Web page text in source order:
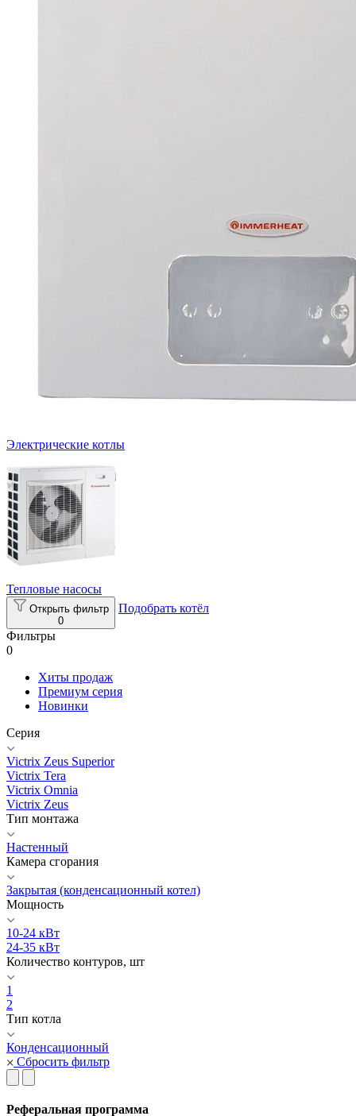
Электрические котлы
Тепловые насосы
Открыть фильтр
0
Подобрать котёл
Фильтры
0
Хиты продаж
Премиум серия
Новинки
Серия
Victrix Zeus Superior
Victrix Tera
Victrix Omnia
Victrix Zeus
Тип монтажа
Настенный
Камера сгорания
Закрытая (конденсационный котел)
Мощность
10-24 кВт
24-35 кВт
Количество контуров, шт
1
2
Тип котла
Конденсационный
Сбросить фильтр
Реферальная программа